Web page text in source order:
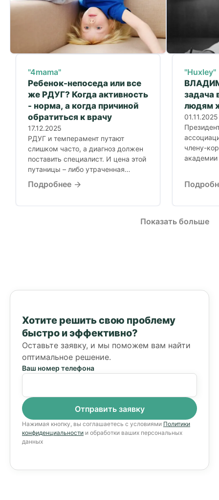
"4mama"
Ребенок-непоседа или все
же РДУГ? Когда активность
- норма, а когда причиной
обратиться к врачу
17.12.2025
РДУГ и темперамент путают
слишком часто, а диагноз должен
поставить специалист. И цена этой
путаницы – либо утраченная
помощь ребенку,...
Подробнее
"Huxley"
задача
людям
01.11.2025
члену-
академии
Показать больше
Хотите решить свою проблему
быстро и эффективно?
Оставьте заявку, и мы поможем вам найти
оптимальное решение.
Ваш номер телефона
Нажимая кнопку, вы соглашаетесь с условиями Политики
конфиденциальности и обработки ваших персональных
данных